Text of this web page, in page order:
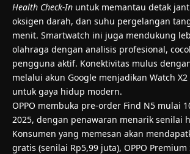
Health Check-In untuk memantau detak
oksigen darah, dan suhu pergelangan
menit. Smartwatch ini juga mendukung
olahraga dengan analisis profesional,
pengguna aktif. Konektivitas mulus
melalui akun Google menjadikan Watch
untuk gaya hidup modern.
OPPO membuka pre-order Find N5 mulai
2025, dengan penawaran menarik senilai
Konsumen yang memesan akan
gratis (senilai Rp5,99 juta), OPPO Premium